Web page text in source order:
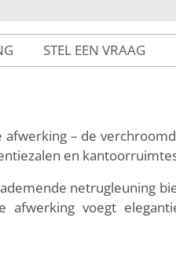
STEL EEN VRAAG
– de
en
netrugleuning
afwerking voegt